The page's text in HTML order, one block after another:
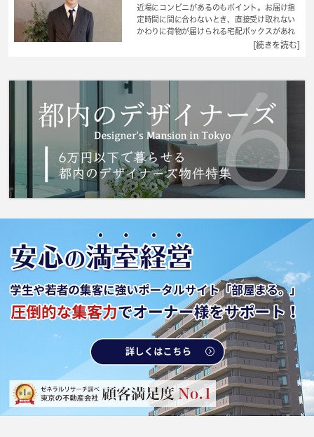
近場にコンビニがあるのもポイント。お届け指
定時間に間に合わないとき、直接受け取れない
かわりに荷物が届けられる宅配ボックスがあれ
ば急いで帰る必要はありません。ドアを開けた
ております。収納はシューズボックス・クロゼ
用品の収納に重宝します。新たな住まい探しを
始める方、 城南コミュニティからお探しにな
りませんか。スタッフ一同サポートして参りま
す。
[続きを読む]